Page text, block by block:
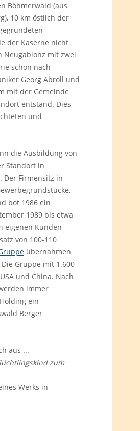
Böhmerwald (aus
10 km östlich der
der Kaserne nicht
Neugablonz mit zwei
schon nach
Georg Abröll und
mit der Gemeinde
entstand. Dies
und
die Ausbildung von
Standort in
Der Firmensitz in
bot 1986 ein
1989 bis etwa
eigenen Kunden
von 100-110
übernahmen
Gruppe mit 1.600
und China. Nach
immer
ein
Berger
aus ...
zum
Werks in